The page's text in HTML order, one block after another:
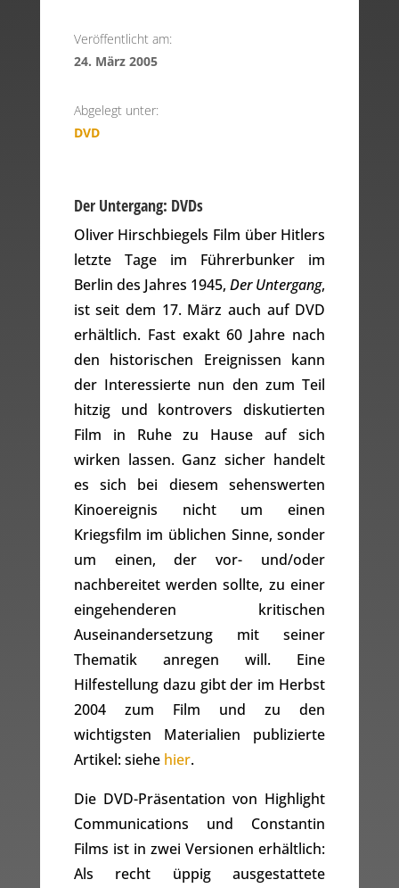
Veröffentlicht am:
24. März 2005
Abgelegt unter:
DVD
Der Untergang: DVDs
Oliver Hirschbiegels Film über Hitlers
letzte Tage im Führerbunker im
Berlin des Jahres 1945,Der Untergang,
ist seit dem 17. März auch auf DVD
erhältlich. Fast exakt 60 Jahre nach
den historischen Ereignissen kann
der Interessierte nun den zum Teil
hitzig und kontrovers diskutierten
Film in Ruhe zu Hause auf sich
wirken lassen. Ganz sicher handelt
es sich bei diesem sehenswerten
Kinoereignis nicht um einen
Kriegsfilm im üblichen Sinne, sonder
um einen, der vor- und/oder
nachbereitet werden sollte, zu einer
eingehenderen kritischen
Auseinandersetzung mit seiner
Thematik anregen will. Eine
Hilfestellung dazu gibt der im Herbst
2004 zum Film und zu den
wichtigsten Materialien publizierte
Artikel: siehe hier.
Die DVD-Präsentation von Highlight
Communications und Constantin
Films ist in zwei Versionen erhältlich:
Als recht üppig ausgestattete